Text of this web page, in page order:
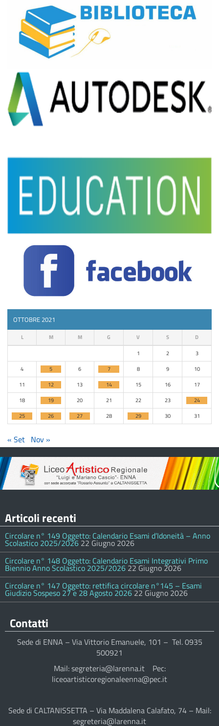
OTTOBRE 2021
L M M G V S D
1 2
3
4
5 6 7 8 9
10
11
12 13 14 15 16
17
18
19 20 21 22 23
24
25
26 27 28 29 30 31
« Set Nov »
Articoli recenti
Circolare n° 149 Oggetto: Calendario Esami d’Idoneità – Anno
Scolastico 2025/2026 22 Giugno 2026
Circolare n° 148 Oggetto: Calendario Esami Integrativi Primo
Biennio Anno Scolastico 2025/2026 22 Giugno 2026
Circolare n° 147 Oggetto: rettifica circolare n°145 – Esami
Giudizio Sospeso 27 e 28 Agosto 2026 22 Giugno 2026
Contatti
Sede di ENNA – Via Vittorio Emanuele, 101 – Tel. 0935
500921
Mail: segreteria@larenna.it Pec:
liceoartisticoregionaleenna@pec.it
Sede di CALTANISSETTA – Via Maddalena Calafato, 74 – Mail:
segreteria@larenna.it